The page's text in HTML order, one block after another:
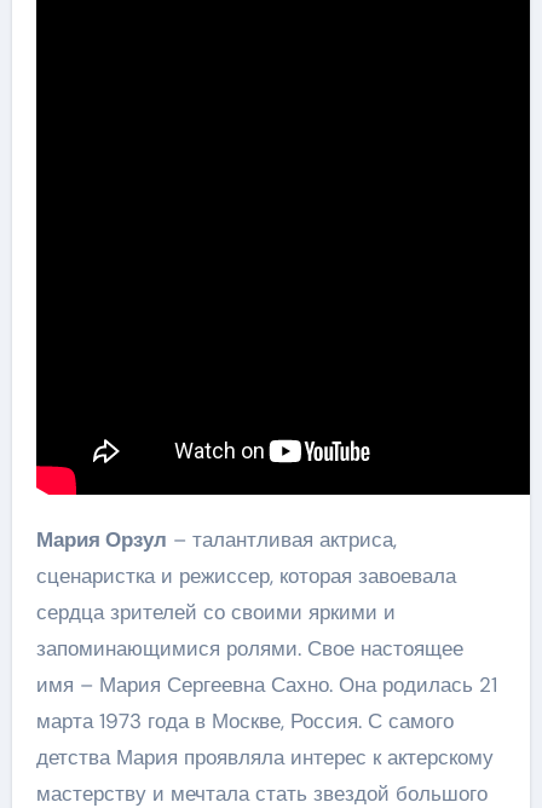
Мария Орзул – талантливая актриса,
сценаристка и режиссер, которая завоевала
сердца зрителей со своими яркими и
запоминающимися ролями. Свое настоящее
имя – Мария Сергеевна Сахно. Она родилась 21
марта 1973 года в Москве, Россия. С самого
детства Мария проявляла интерес к актерскому
мастерству и мечтала стать звездой большого